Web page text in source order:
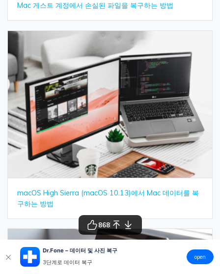
Mac 게스트 계정에서 손실된 파일을 복구하는 방법
macOS High Sierra (macOS 10.13)에서 Mac 데이터를 복
구하는 방법
868
Dr.Fone – 데이터 및 사진 복구
3단계로 데이터 복구
open